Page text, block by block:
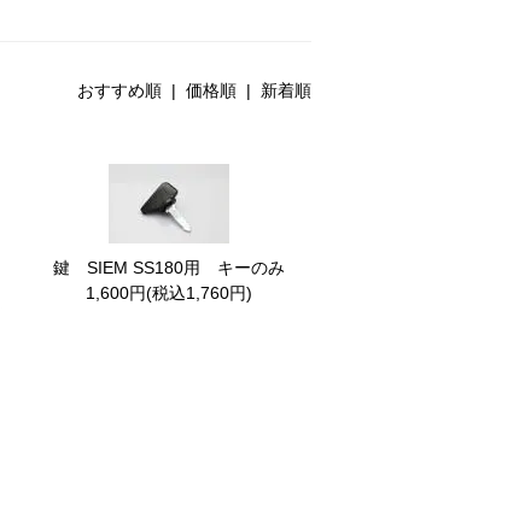
おすすめ順 | 価格順 | 新着順
鍵 SIEM SS180用 キーのみ
1,600円(税込1,760円)